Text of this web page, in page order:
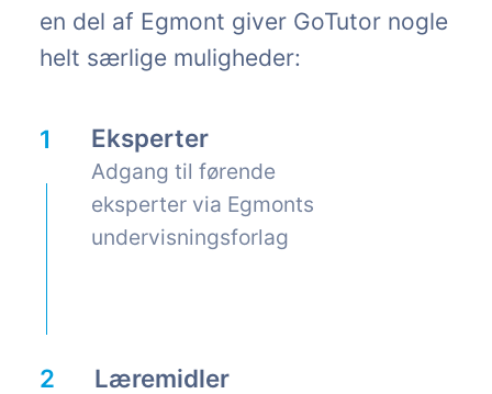
en del af Egmont giver GoTutor nogle
helt særlige muligheder:
Eksperter
Adgang til førende
eksperter via Egmonts
undervisningsforlag
Læremidler